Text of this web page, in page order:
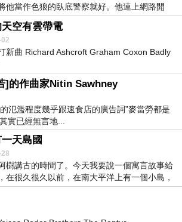
他當作色狼的臥底警察就好。他連上網路開
空有雲帶電
新曲 Richard Ashcroft Graham Coxon Badly
]的作曲家Nitin Sawhney
氾濫程度幾乎跟速食店的廣告詞”麥當勞都是
實已經無言地...
天島國
樹講古的時間了。今天我要說一個寓言故事給
在很久很久以前，在南大平洋上有一個小島，